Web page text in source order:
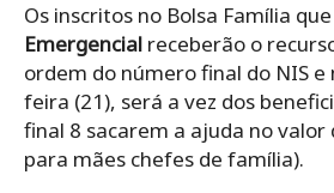
Os inscritos no Bolsa Família
Emergencial receberão o
ordem do número final do NIS e
feira (21), será a vez dos
final 8 sacarem a ajuda no valor
para mães chefes de família).